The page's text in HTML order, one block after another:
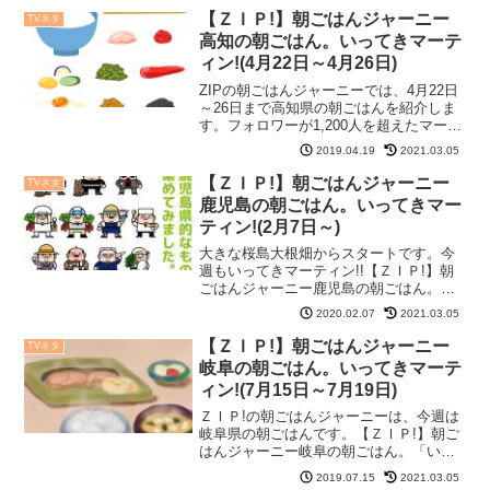
じゃねぇで有名になった、鈴子ママのお
店珉珉について...
TVネタ
【ＺＩＰ!】朝ごはんジャーニー
高知の朝ごはん。いってきマーテ
ィン!(4月22日～4月26日)
ZIPの朝ごはんジャーニーでは、4月22日
～26日まで高知県の朝ごはんを紹介しま
す。フォロワーが1,200人を超えたマーテ
ィン。さらに人気が出てきましたね!【Ｚ
ＩＰ!】マーティン朝ごはんジャーニー高
知県の朝ごはんいつの間にかフォロワー
さんが...
2019.04.19 2021.03.05
TVネタ
【ＺＩＰ!】朝ごはんジャーニー
鹿児島の朝ごはん。いってきマー
ティン!(2月7日～)
大きな桜島大根畑からスタートです。今
週もいってきマーティン!!【ＺＩＰ!】朝
ごはんジャーニー鹿児島の朝ごはん。番
組内で発表させていただきました！マー
ティンの次なる朝ごはん探しの旅は、鹿
児島県に決定！「#ZIP朝ごはん」「#鹿児
島」で、皆さま...
2020.02.07 2021.03.05
TVネタ
【ＺＩＰ!】朝ごはんジャーニー
岐阜の朝ごはん。いってきマーテ
ィン!(7月15日～7月19日)
ＺＩＰ!の朝ごはんジャーニーは、今週は
岐阜県の朝ごはんです。【ＺＩＰ!】朝ご
はんジャーニー岐阜の朝ごはん。「いた
だきます！日本全国 朝ごはんジャーニ
ー」明日からの1週間は岐阜編です！岐阜
2019.07.15 2021.03.05